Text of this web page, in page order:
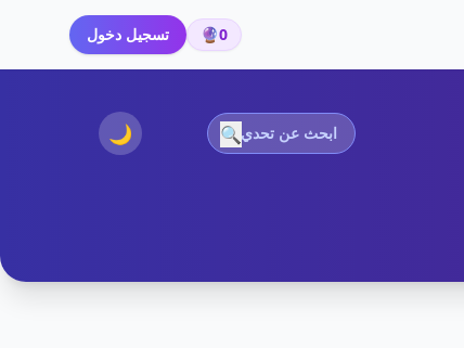
0
🔮 تسجيل دخول
🔍
🌙